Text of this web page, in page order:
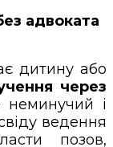
адвоката
дитину або
через
і
ведення
позов,